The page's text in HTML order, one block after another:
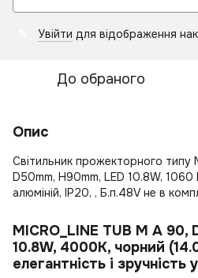
Увійти для відображення
До обраного
Опис
Світильник прожекторного типу
D50mm, H90mm, LED 10.8W,
алюміній, IP20, , Б.п.48V не в
MICRO_LINE TUB M A
10.8W, 4000К, чорний
елегантність і зручність